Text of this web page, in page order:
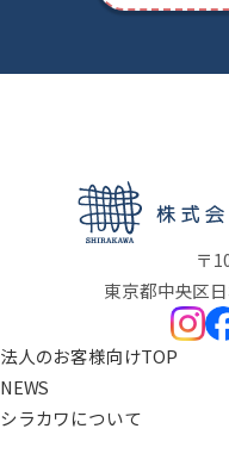
〒
東京都中央区
法人のお客様向けTOP
NEWS
シラカワについて